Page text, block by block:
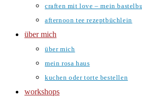
craften mit love – mein
afternoon tee rezeptbüchlein
über mich
über mich
mein rosa haus
kuchen oder torte bestellen
workshops